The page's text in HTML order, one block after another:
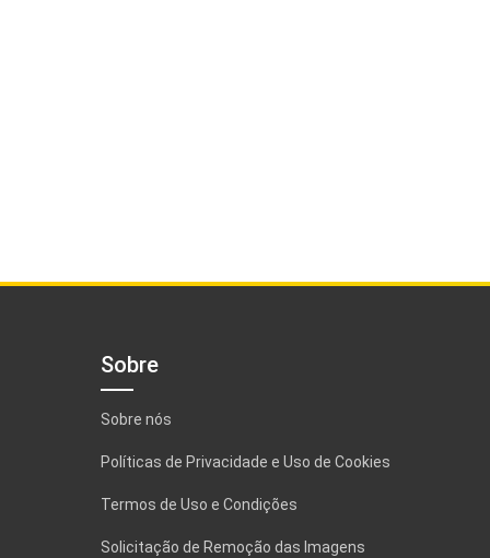
Sobre
Sobre nós
Políticas de Privacidade e Uso de Cookies
Termos de Uso e Condições
Solicitação de Remoção das Imagens